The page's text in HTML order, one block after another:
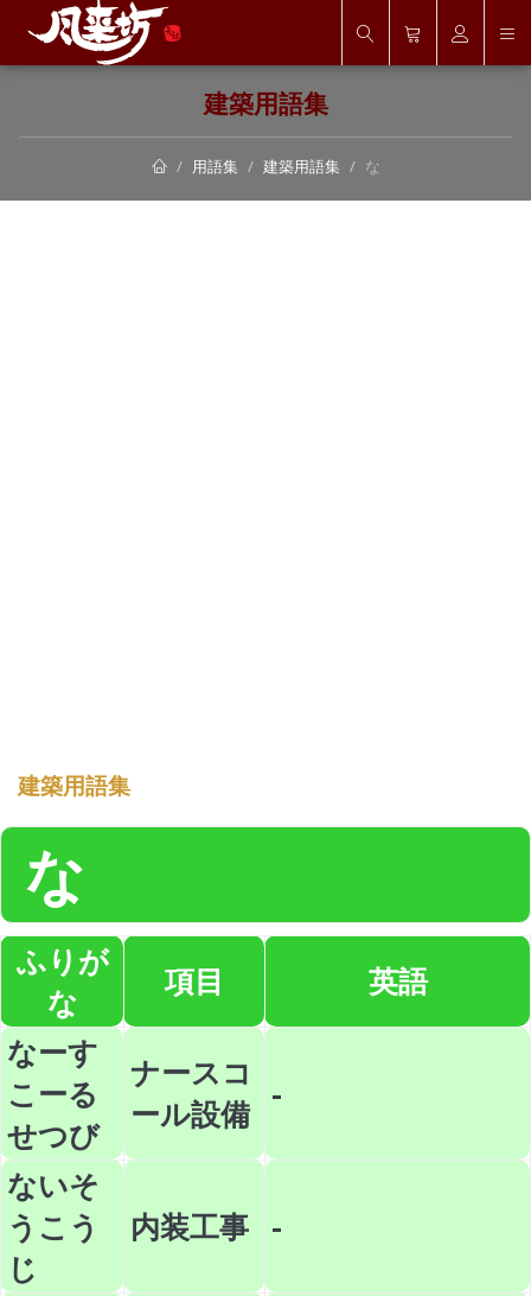
建築用語集
用語集 建築用語集 な
建築用語集
な
ふりが
な
項目
英語
なーす
こーる
せつび
ナースコ
ール設備 -
ないそ
うこう
じ
内装工事 -